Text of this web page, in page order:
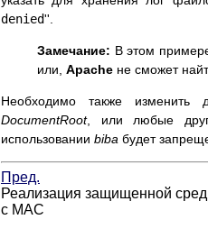
denied''.
Замечание: В этом
или, Apache не сможет
Необходимо также изменить
DocumentRoot, или любые
использовании biba будет
Пред.
Реализация защищенной
с MAC